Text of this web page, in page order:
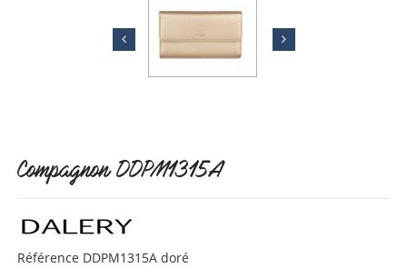
Compagnon DDPM1315A
Référence DDPM1315A doré